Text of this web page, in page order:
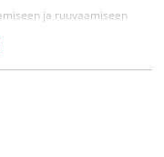
ja ruuvaamiseen